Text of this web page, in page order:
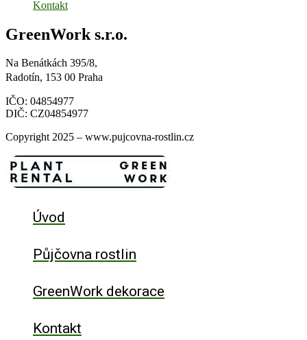
Kontakt
GreenWork s.r.o.
Na Benátkách 395/8,
Radotín, 153 00 Praha
IČO: 04854977
DIČ: CZ04854977
Copyright 2025 – www.pujcovna-rostlin.cz
Úvod
Půjčovna rostlin
GreenWork dekorace
Kontakt